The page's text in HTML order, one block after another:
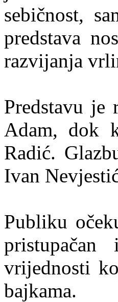
sebičnost,
predstava
razvijanja
Predstavu je
Adam, dok
Radić.
Ivan
Publiku
vrijednosti
bajkama.